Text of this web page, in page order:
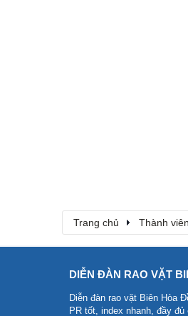
Trang chủ Thành viên
DIỄN ĐÀN RAO VẶT
Diễn đàn rao vặt Biên Hòa
PR tốt, index nhanh, đầy